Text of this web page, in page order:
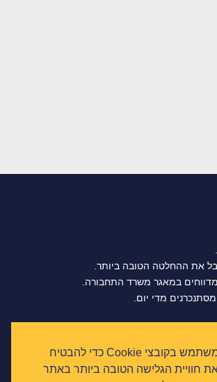
במאגר משרד התחבורה.
מדי יום.
אתר זה משתמש בקובצי Cookie כדי להבטיח
חוויית הגלישה הטובה ביותר באתר